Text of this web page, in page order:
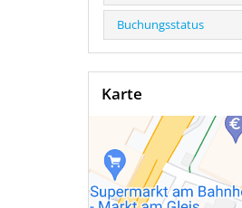
Buchungsstatus
Karte